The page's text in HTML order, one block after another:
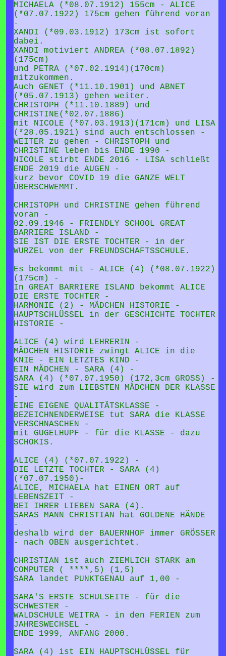
MICHAELA (*08.07.1912) 155cm - ALICE
(*07.07.1922) 175cm gehen führend voran
-
XANDI (*09.03.1912) 173cm ist sofort
dabei.
XANDI motiviert ANDREA (*08.07.1892)
(175cm)
und PETRA (*07.02.1914)(170cm)
mitzukommen.
Auch GENET (*11.10.1901) und ABNET
(*05.07.1913) gehen weiter.
CHRISTOPH (*11.10.1889) und
CHRISTINE(*02.07.1886)
mit NICOLE (*07.03.1913)(171cm) und LISA
(*28.05.1921) sind auch entschlossen -
WEITER zu gehen - CHRISTOPH und
CHRISTINE leben bis ENDE 1990 -
NICOLE stirbt ENDE 2016 - LISA schließt
ENDE 2019 die AUGEN -
kurz bevor COVID 19 die GANZE WELT
ÜBERSCHWEMMT.
CHRISTOPH und CHRISTINE gehen führend
voran -
02.09.1946 - FRIENDLY SCHOOL GREAT
BARRIERE ISLAND -
SIE IST DIE ERSTE TOCHTER - in der
WURZEL von der FREUNDSCHAFTSSCHULE.
Es bekommt mit - ALICE (4) (*08.07.1922)
(175cm) -
In GREAT BARRIERE ISLAND bekommt ALICE
DIE ERSTE TOCHTER -
HARMONIE (2) - MÄDCHEN HISTORIE -
HAUPTSCHLÜSSEL in der GESCHICHTE TOCHTER
HISTORIE -
ALICE (4) wird LEHRERIN -
MÄDCHEN HISTORIE zwingt ALICE in die
KNIE - EIN LETZTES KIND -
EIN MÄDCHEN - SARA (4) -
SARA (4) (*07.07.1950) (172,3cm GROSS) -
SIE wird zum LIEBSTEN MÄDCHEN DER KLASSE
-
EINE EIGENE QUALITÄTSKLASSE -
BEZEICHNENDERWEISE tut SARA die KLASSE
VERSCHNASCHEN -
mit GUGELHUPF - für die KLASSE - dazu
SCHOKIS.
ALICE (4) (*07.07.1922) -
DIE LETZTE TOCHTER - SARA (4)
(*07.07.1950)-
ALICE, MICHAELA hat EINEN ORT auf
LEBENSZEIT -
BEI IHRER LIEBEN SARA (4).
SARAS MANN CHRISTIAN hat GOLDENE HÄNDE
-
deshalb wird der BAUERNHOF immer GRÖSSER
- nach OBEN ausgerichtet.
CHRISTIAN ist auch ZIEMLICH STARK am
COMPUTER ( ****,5) (1,5)
SARA landet PUNKTGENAU auf 1,00 -
SARA'S ERSTE SCHULSEITE - für die
SCHWESTER -
WALDSCHULE WEITRA - in den FERIEN zum
JAHRESWECHSEL -
ENDE 1999, ANFANG 2000.
SARA (4) ist EIN HAUPTSCHLÜSSEL für